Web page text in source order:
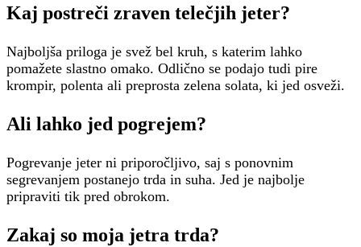
Kaj postreči zraven telečjih jeter?
Najboljša priloga je svež bel kruh, s katerim lahko
pomažete slastno omako. Odlično se podajo tudi pire
krompir, polenta ali preprosta zelena solata, ki jed osveži.
Ali lahko jed pogrejem?
Pogrevanje jeter ni priporočljivo, saj s ponovnim
segrevanjem postanejo trda in suha. Jed je najbolje
pripraviti tik pred obrokom.
Zakaj so moja jetra trda?